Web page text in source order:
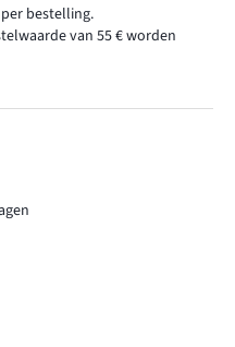
bestelling.
van 55 € worden